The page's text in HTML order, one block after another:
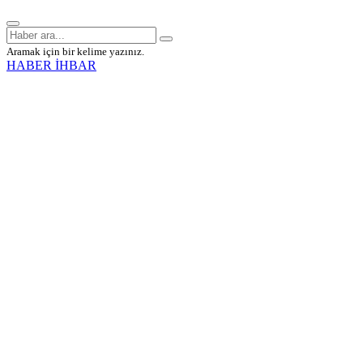
Aramak için bir kelime yazınız.
HABER İHBAR